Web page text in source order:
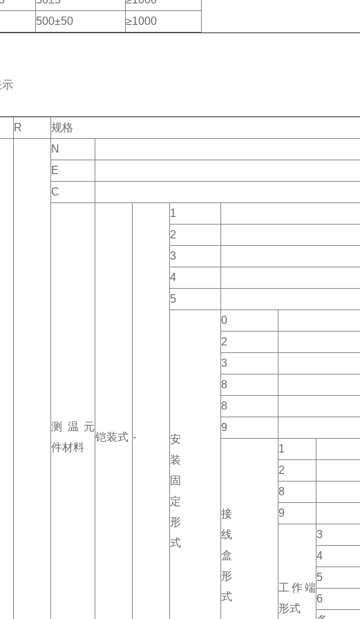
500±50 ≥1000
R 规格
N
E
C
测温元
件材料
铠装式 -
1
2
3
4
5
安
装
固
定
形
式
0
2
3
8
8
9
接
线
盒
形
式
1
2
8
9
工作端
形式
3
4
5
6